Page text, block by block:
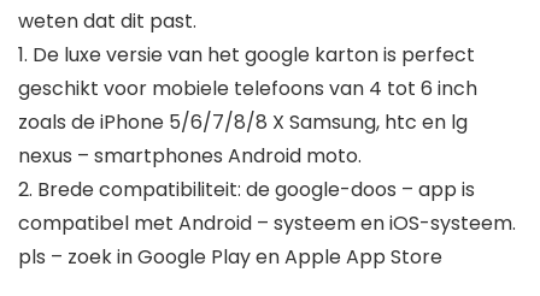
weten dat dit past.
1. De luxe versie van het google karton is perfect
geschikt voor mobiele telefoons van 4 tot 6 inch
zoals de iPhone 5/6/7/8/8 X Samsung, htc en lg
nexus – smartphones Android moto.
2. Brede compatibiliteit: de google-doos – app is
compatibel met Android – systeem en iOS-systeem.
pls – zoek in Google Play en Apple App Store